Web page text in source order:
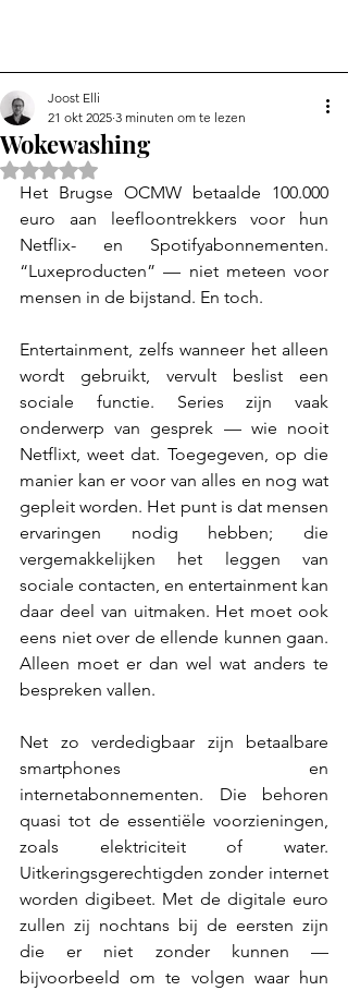
Wokewashing
Joost Elli
21 okt 2025 3 minuten om te lezen
Beoordeeld met NaN uit 5 sterren.
Het Brugse OCMW betaalde 100.000
euro aan leefloontrekkers voor hun
Netflix- en Spotifyabonnementen.
“Luxeproducten” — niet meteen voor
mensen in de bijstand. En toch.
Entertainment, zelfs wanneer het alleen
wordt gebruikt, vervult beslist een
sociale functie. Series zijn vaak
onderwerp van gesprek — wie nooit
Netflixt, weet dat. Toegegeven, op die
manier kan er voor van alles en nog wat
gepleit worden. Het punt is dat mensen
ervaringen nodig hebben; die
vergemakkelijken het leggen van
sociale contacten, en entertainment kan
daar deel van uitmaken. Het moet ook
eens niet over de ellende kunnen gaan.
Alleen moet er dan wel wat anders te
bespreken vallen.
Net zo verdedigbaar zijn betaalbare
smartphones en
internetabonnementen. Die behoren
quasi tot de essentiële voorzieningen,
zoals elektriciteit of water.
Uitkeringsgerechtigden zonder internet
worden digibeet. Met de digitale euro
zullen zij nochtans bij de eersten zijn
die er niet zonder kunnen —
bijvoorbeeld om te volgen waar hun